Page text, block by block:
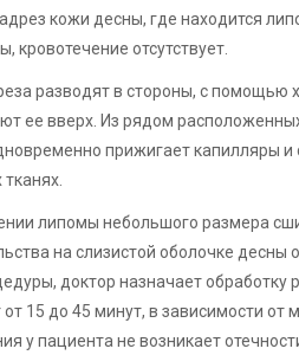
кожи десны, где находится
кровотечение отсутствует.
разводят в стороны, с помощью
ее вверх. Из рядом
прижигает капилляры и
липомы небольшого размера
на слизистой оболочке
доктор назначает
15 до 45 минут, в зависимости
у пациента не возникает